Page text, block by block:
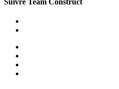
Suivre Team Construct